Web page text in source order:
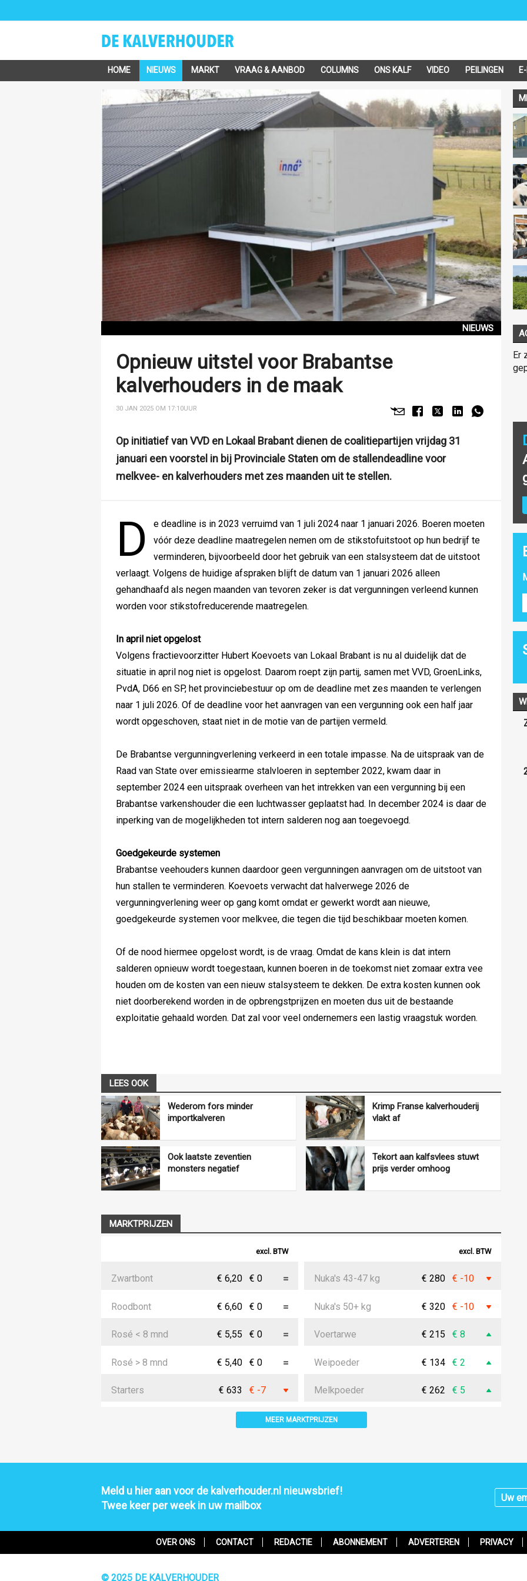
HOME NIEUWS MARKT VRAAG & AANBOD COLUMNS ONS KALF VIDEO PEILINGEN
NIEUWS
Opnieuw uitstel voor Brabantse
kalverhouders in de maak
30 JAN 2025 OM 17:10UUR
Op initiatief van VVD en Lokaal Brabant dienen de coalitiepartijen vrijdag 31
januari een voorstel in bij Provinciale Staten om de stallendeadline voor
melkvee- en kalverhouders met zes maanden uit te stellen.
D
e deadline is in 2023 verruimd van 1 juli 2024 naar 1 januari 2026. Boeren moeten
vóór deze deadline maatregelen nemen om de stikstofuitstoot op hun bedrijf te
verminderen, bijvoorbeeld door het gebruik van een stalsysteem dat de uitstoot
verlaagt. Volgens de huidige afspraken blijft de datum van 1 januari 2026 alleen
gehandhaafd als negen maanden van tevoren zeker is dat vergunningen verleend kunnen
worden voor stikstofreducerende maatregelen.
In april niet opgelost
Volgens fractievoorzitter Hubert Koevoets van Lokaal Brabant is nu al duidelijk dat de
situatie in april nog niet is opgelost. Daarom roept zijn partij, samen met VVD, GroenLinks,
PvdA, D66 en SP, het provinciebestuur op om de deadline met zes maanden te verlengen
naar 1 juli 2026. Of de deadline voor het aanvragen van een vergunning ook een half jaar
wordt opgeschoven, staat niet in de motie van de partijen vermeld.
De Brabantse vergunningverlening verkeerd in een totale impasse. Na de uitspraak van de
Raad van State over emissiearme stalvloeren in september 2022, kwam daar in
september 2024 een uitspraak overheen van het intrekken van een vergunning bij een
Brabantse varkenshouder die een luchtwasser geplaatst had. In december 2024 is daar de
inperking van de mogelijkheden tot intern salderen nog aan toegevoegd.
Goedgekeurde systemen
Brabantse veehouders kunnen daardoor geen vergunningen aanvragen om de uitstoot van
hun stallen te verminderen. Koevoets verwacht dat halverwege 2026 de
vergunningverlening weer op gang komt omdat er gewerkt wordt aan nieuwe,
goedgekeurde systemen voor melkvee, die tegen die tijd beschikbaar moeten komen.
Of de nood hiermee opgelost wordt, is de vraag. Omdat de kans klein is dat intern
salderen opnieuw wordt toegestaan, kunnen boeren in de toekomst niet zomaar extra vee
houden om de kosten van een nieuw stalsysteem te dekken. De extra kosten kunnen ook
niet doorberekend worden in de opbrengstprijzen en moeten dus uit de bestaande
exploitatie gehaald worden. Dat zal voor veel ondernemers een lastig vraagstuk worden.
LEES OOK
Wederom fors minder
importkalveren
Krimp Franse kalverhouderij
vlakt af
Ook laatste zeventien
monsters negatief
Tekort aan kalfsvlees stuwt
prijs verder omhoog
MARKTPRIJZEN
excl. BTW
Zwartbont € 6,20 € 0
Roodbont € 6,60 € 0
Rosé < 8 mnd € 5,55 € 0
Rosé > 8 mnd € 5,40 € 0
Starters € 633 € -7
excl. BTW
Nuka's 43-47 kg € 280 € -10
Nuka's 50+ kg € 320 € -10
Voertarwe € 215 € 8
Weipoeder € 134 € 2
Melkpoeder € 262 € 5
MEER MARKTPRIJZEN
Er
Meld u hier aan voor de kalverhouder.nl nieuwsbrief!
Twee keer per week in uw mailbox
OVER ONS CONTACT REDACTIE ABONNEMENT ADVERTEREN PRIVACY
© 2025 DE KALVERHOUDER